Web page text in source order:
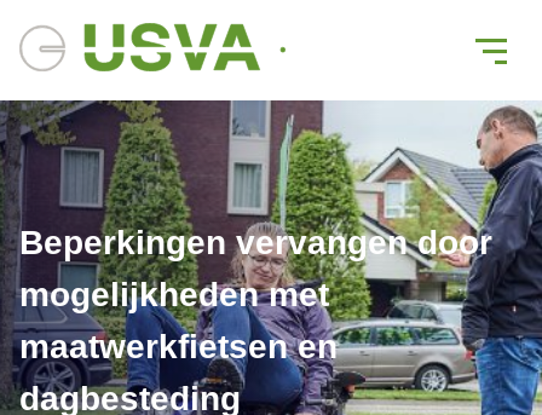
Beperkingen vervangen door
mogelijkheden met
maatwerkfietsen en
dagbesteding